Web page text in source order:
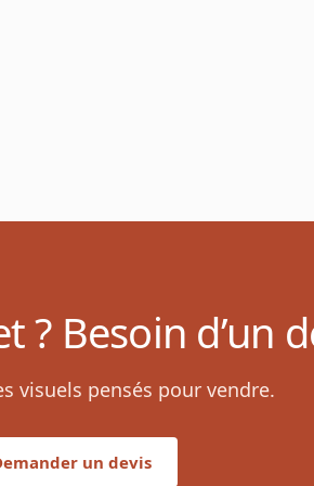
Besoin d’un
visuels pensés pour vendre.
un devis